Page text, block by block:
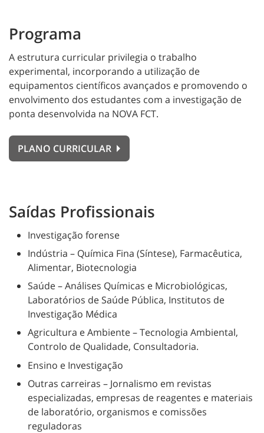
Programa
A estrutura curricular privilegia o trabalho
experimental, incorporando a utilização de
equipamentos científicos avançados e promovendo o
envolvimento dos estudantes com a investigação de
ponta desenvolvida na NOVA FCT.
PLANO CURRICULAR
Saídas Profissionais
Investigação forense
Indústria – Química Fina (Síntese), Farmacêutica,
Alimentar, Biotecnologia
Saúde – Análises Químicas e Microbiológicas,
Laboratórios de Saúde Pública, Institutos de
Investigação Médica
Agricultura e Ambiente – Tecnologia Ambiental,
Controlo de Qualidade, Consultadoria.
Ensino e Investigação
Outras carreiras – Jornalismo em revistas
especializadas, empresas de reagentes e materiais
de laboratório, organismos e comissões
reguladoras